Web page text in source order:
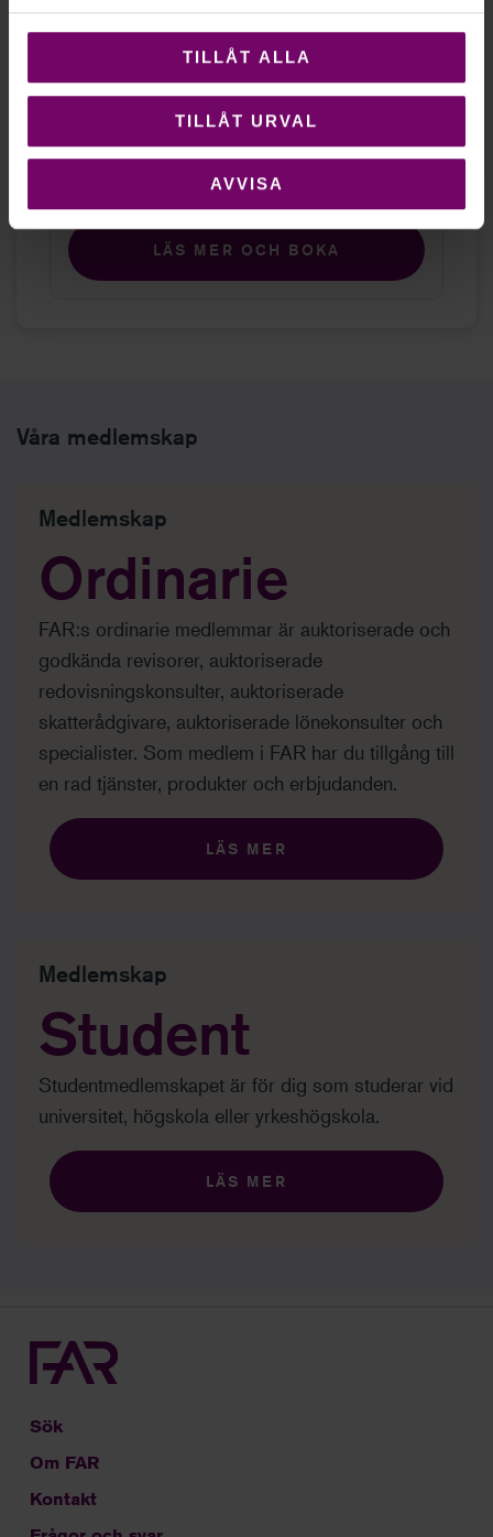
TILLÅT ALLA
TILLÅT URVAL
AVVISA
TCO huset Coor konferens
12 500 kr exkl. moms
LÄS MER OCH BOKA
Våra medlemskap
Medlemskap
Ordinarie
FAR:s ordinarie medlemmar är auktoriserade och
godkända revisorer, auktoriserade
redovisningskonsulter, auktoriserade
skatterådgivare, auktoriserade lönekonsulter och
specialister. Som medlem i FAR har du tillgång till
en rad tjänster, produkter och erbjudanden.
LÄS MER
Medlemskap
Student
Studentmedlemskapet är för dig som studerar vid
universitet, högskola eller yrkeshögskola.
LÄS MER
Sök
Om FAR
Kontakt